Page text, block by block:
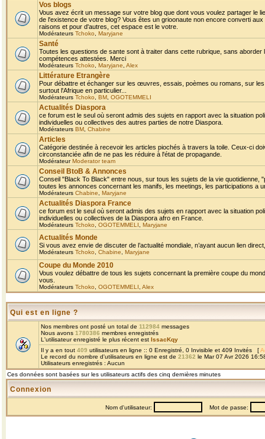
Vos blogs
Vous avez écrit un message sur votre blog que dont vous voulez partager le
de l'existence de votre blog? Vous êtes un grioonaute non encore converti
raisons et pour d'autres, cet espace est le votre.
Modérateurs Tchoko Maryjane
Santé
Toutes les questions de sante sont à traiter dans cette rubrique, sans
compétences attestées. Merci
Modérateurs Tchoko Maryjane Alex
Littérature Etrangère
Pour débattre et échanger sur les œuvres, essais, poèmes ou romans, sur
surtout l'Afrique en particulier...
Modérateurs Tchoko BM OGOTEMMELI
Actualités Diaspora
ce forum est le seul où seront admis des sujets en rapport avec la situation
individuelles ou collectives des autres parties de notre Diaspora.
Modérateurs BM Chabine
Articles
Catégorie destinée à recevoir les articles piochés à travers la toile. Ceux-ci
circonstanciée afin de ne pas les réduire à l'état de propagande.
ModérateurModerator team
Conseil BtoB & Annonces
Conseil "Black To Black" entre nous, sur tous les sujets de la vie
toutes les annonces concernant les manifs, les meetings, les participations a
Modérateurs Chabine Maryjane
Actualités Diaspora France
ce forum est le seul où seront admis des sujets en rapport avec la situation
individuelles ou collectives de la Diaspora afro en France.
Modérateurs Tchoko OGOTEMMELI Maryjane
Actualités Monde
Si vous avez envie de discuter de l’actualité mondiale, n’ayant aucun lien
Modérateurs Tchoko Chabine Maryjane
Coupe du Monde 2010
Vous voulez débattre de tous les sujets concernant la première coupe du
vous.
Modérateurs Tchoko OGOTEMMELI Alex
Qui est en ligne ?
Nos membres ont posté un total de 112984 messages
Nous avons 1780386 membres enregistrés
L'utilisateur enregistré le plus récent est IssacKqy
Il y a en tout 409 utilisateurs en ligne :: 0 Enregistré, 0 Invisible et 409 Invités [
Le record du nombre d'utilisateurs en ligne est de 21362 le Mar 07 Avr 2026
Utilisateurs enregistrés : Aucun
Ces données sont basées sur les utilisateurs actifs des cinq dernières minutes
Connexion
Nom d'utilisateur: Mot de passe: